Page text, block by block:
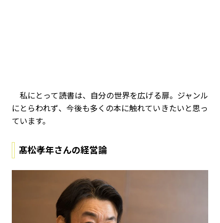
私にとって読書は、自分の世界を広げる扉。ジャンル
にとらわれず、今後も多くの本に触れていきたいと思っ
ています。
髙松孝年さんの経営論